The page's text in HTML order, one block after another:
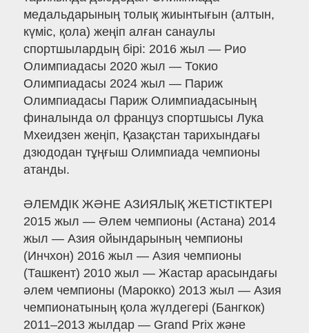
медальдарының толық жиынтығын (алтын,
күміс, қола) жеңіп алған санаулы
спортшылардың бірі: 2016 жыл — Рио
Олимпиадасы 2020 жыл — Токио
Олимпиадасы 2024 жыл — Париж
Олимпиадасы Париж Олимпиадасының
финалында ол француз спортшысы Лука
Мхеидзен жеңіп, Қазақстан тарихындағы
дзюдодан тұңғыш Олимпиада чемпионы
атанды.
ӘЛЕМДІК ЖӘНЕ АЗИЯЛЫҚ ЖЕТІСТІКТЕРІ
2015 жыл — Әлем чемпионы (Астана) 2014
жыл — Азия ойындарының чемпионы
(Инчхон) 2016 жыл — Азия чемпионы
(Ташкент) 2010 жыл — Жастар арасындағы
әлем чемпионы (Марокко) 2013 жыл — Азия
чемпионатының қола жүлдегері (Бангкок)
2011–2013 жылдар — Grand Prix және